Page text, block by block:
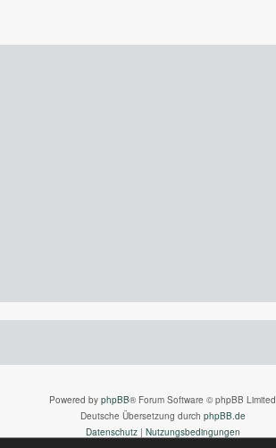
Powered by phpBB® Forum Software © phpBB Limited
Deutsche Übersetzung durch phpBB.de
Datenschutz| Nutzungsbedingungen